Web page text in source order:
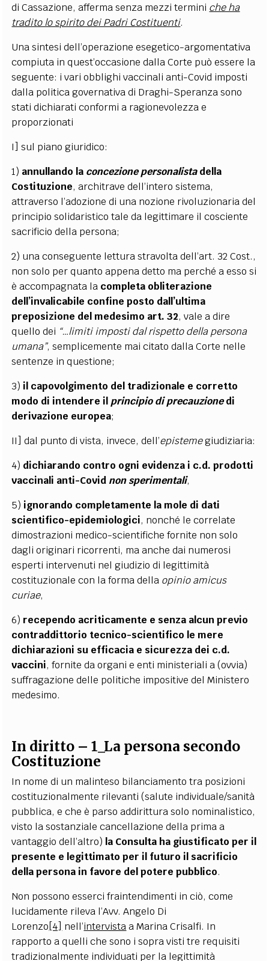
di Cassazione, afferma senza mezzi termini che ha
tradito lo spirito dei Padri Costituenti.
Una sintesi dell’operazione esegetico-argomentativa
compiuta in quest’occasione dalla Corte può essere la
seguente: i vari obblighi vaccinali anti-Covid imposti
dalla politica governativa di Draghi-Speranza sono
stati dichiarati conformi a ragionevolezza e
proporzionati
I] sul piano giuridico:
1) annullando la concezione personalistadella
Costituzione, architrave dell’intero sistema,
attraverso l’adozione di una nozione rivoluzionaria del
principio solidaristico tale da legittimare il cosciente
sacrificio della persona;
2) una conseguente lettura stravolta dell’art. 32 Cost.,
non solo per quanto appena detto ma perché a esso si
è accompagnata la completa obliterazione
dell’invalicabile confine posto dall’ultima
preposizione del medesimo art. 32, vale a dire
quello dei “…limiti imposti dal rispetto della persona
umana”, semplicemente mai citato dalla Corte nelle
sentenze in questione;
3) il capovolgimento del tradizionale e corretto
modo di intendere il principio di precauzionedi
derivazione europea;
II] dal punto di vista, invece, dell’epistemegiudiziaria:
4) dichiarando contro ogni evidenza i c.d. prodotti
vaccinali anti-Covid non sperimentali,
5) ignorando completamente la mole di dati
scientifico-epidemiologici, nonché le correlate
dimostrazioni medico-scientifiche fornite non solo
dagli originari ricorrenti, ma anche dai numerosi
esperti intervenuti nel giudizio di legittimità
costituzionale con la forma della opinio amicus
curiae,
6) recependo acriticamente e senza alcun previo
contraddittorio tecnico-scientifico le mere
dichiarazioni su efficacia e sicurezza dei c.d.
vaccini, fornite da organi e enti ministeriali a (ovvia)
suffragazione delle politiche impositive del Ministero
medesimo.
In diritto – 1_La persona secondo
Costituzione
In nome di un malinteso bilanciamento tra posizioni
costituzionalmente rilevanti (salute individuale/sanità
pubblica, e che è parso addirittura solo nominalistico,
visto la sostanziale cancellazione della prima a
vantaggio dell’altro) la Consulta ha giustificato per il
presente e legittimato per il futuro il sacrificio
della persona in favore del potere pubblico.
Non possono esserci fraintendimenti in ciò, come
lucidamente rileva l’Avv. Angelo Di
Lorenzo[4] nell’intervistaa Marina Crisalfi. In
rapporto a quelli che sono i sopra visti tre requisiti
tradizionalmente individuati per la legittimità